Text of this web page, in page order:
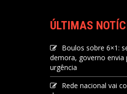
ÚLTIMAS
Boulos sobre 6×1:
demora, governo
urgência
Rede nacional vai